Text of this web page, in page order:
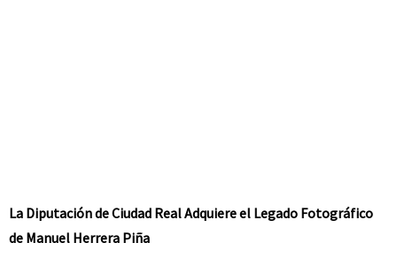
La Diputación de Ciudad Real Adquiere el Legado Fotográfico
de Manuel Herrera Piña